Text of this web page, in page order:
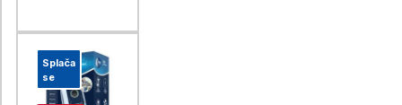
Splača
se